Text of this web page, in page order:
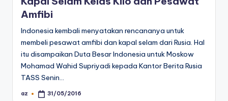
Amfibi
Indonesia kembali menyatakan rencananya untuk
membeli pesawat amfibi dan kapal selam dari Rusia. Hal
itu disampaikan Duta Besar Indonesia untuk Moskow
Mohamad Wahid Supriyadi kepada Kantor Berita Rusia
TASS Senin…
Posted
az 31/05/2016